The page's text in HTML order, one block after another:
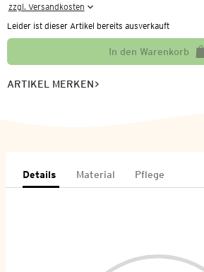
zzgl. Versandkosten
Leider ist dieser Artikel bereits ausverkauft
In den Warenkorb
ARTIKEL MERKEN
Details Material Pflege